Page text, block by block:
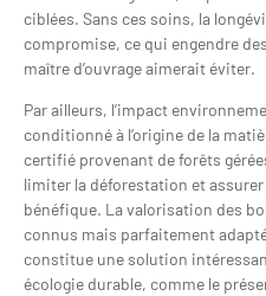
ciblées. Sans ces soins, la
compromise, ce qui engendre
maître d’ouvrage aimerait éviter.
Par ailleurs, l’impact
conditionné à l’origine de la
certifié provenant de forêts
limiter la déforestation et
bénéfique. La valorisation des
connus mais parfaitement
constitue une solution
écologie durable, comme le